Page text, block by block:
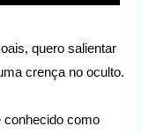
quero salientar
crença no oculto.
conhecido como